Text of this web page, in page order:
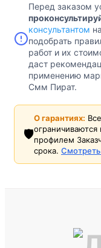
Перед заказом
консультантом
подобрать
работ и их
даст
применению
Смм Пират.
🛡️
О гарантиях:
профилем
срока. Смотреть